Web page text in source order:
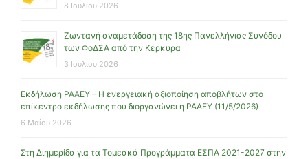
8 Ιουλίου 2026
Ζωντανή αναμετάδοση της 18ης Πανελλήνιας Συνόδου
των ΦοΔΣΑ από την Κέρκυρα
3 Ιουλίου 2026
Εκδήλωση ΡΑΑΕΥ – Η ενεργειακή αξιοποίηση αποβλήτων στο
επίκεντρο εκδήλωσης που διοργανώνει η ΡΑΑΕΥ (11/5/2026)
6 Μαΐου 2026
Στη Διημερίδα για τα Τομεακά Προγράμματα ΕΣΠΑ 2021-2027 στην